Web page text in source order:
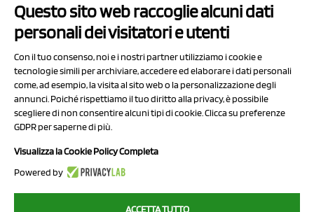
Contatti
Privacy Policy
Cookie Policy
Chi Siamo
2023 NCX Drahorad srl - All rights reserved
Questo sito web raccoglie alcuni dati
personali dei visitatori e utenti
Con il tuo consenso, noi e i nostri partner utilizziamo i cookie e
tecnologie simili per archiviare, accedere ed elaborare i dati personali
come, ad esempio, la visita al sito web o la personalizzazione degli
annunci. Poiché rispettiamo il tuo diritto alla privacy, è possibile
scegliere di non consentire alcuni tipi di cookie. Clicca su preferenze
GDPR per saperne di più.
Visualizza la Cookie Policy Completa
Powered by
ACCETTA TUTTO